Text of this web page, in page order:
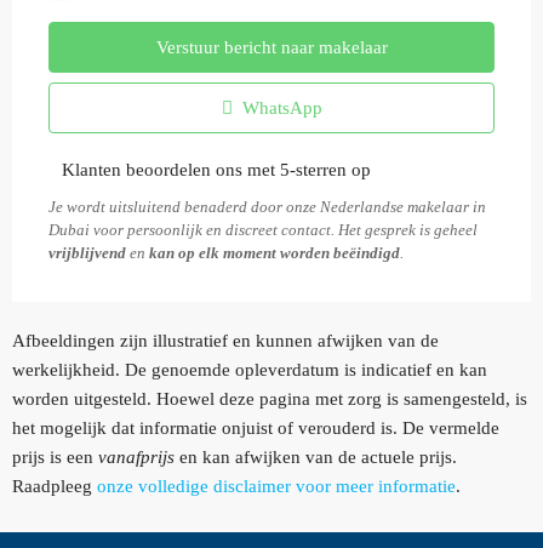
Verstuur bericht naar makelaar
WhatsApp
Klanten beoordelen ons met 5-sterren op
Je wordt uitsluitend benaderd door onze Nederlandse makelaar in
Dubai voor persoonlijk en discreet contact. Het gesprek is geheel
vrijblijvend en kan op elk moment worden beëindigd.
Afbeeldingen zijn illustratief en kunnen afwijken van de
werkelijkheid. De genoemde opleverdatum is indicatief en kan
worden uitgesteld. Hoewel deze pagina met zorg is samengesteld, is
het mogelijk dat informatie onjuist of verouderd is. De vermelde
prijs is een vanafprijs en kan afwijken van de actuele prijs.
Raadpleeg onze volledige disclaimer voor meer informatie.